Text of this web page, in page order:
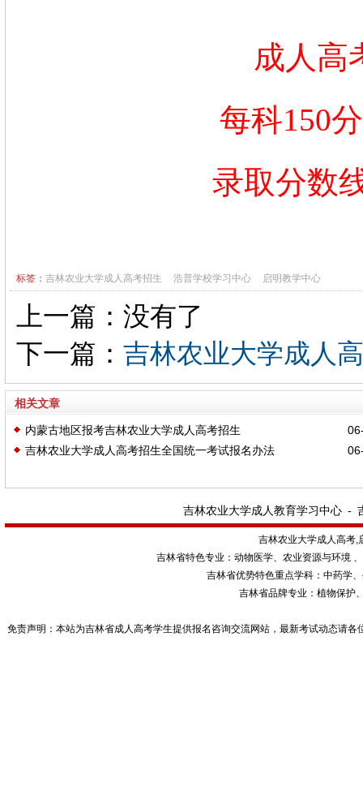
成人高
每科150
录取分数
标签： 吉林农业大学成人高考招生 浩普学校学习中心 启明教学中心
上一篇：没有了
下一篇： 吉林农业大学成人
相关文章
内蒙古地区报考吉林农业大学成人高考招生
吉林农业大学成人高考招生全国统一考试报名办法
吉林农业大学成人教育学习中心 -
吉林农业大学成人高考,
吉林省特色专业：动物医学、农业资源与环境
吉林省优势特色重点学科：中药学
吉林省品牌专业：植物保护
免责声明：本站为吉林省成人高考学生提供报名咨询交流网站，最新考试动态请